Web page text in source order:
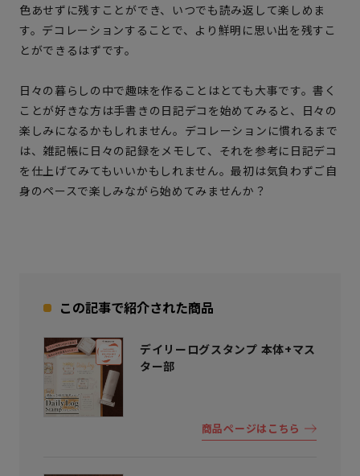
色あせずに残すことができ、いつでも読み返して楽しめま
す。デコレーションすることで、より鮮明に思い出を残すこ
とができるはずです。
日々の暮らしの中で趣味を作ることはとても大事です。書く
ことが好きな方は手書きの日記デコを始めてみると、日々の
楽しみになるかもしれません。デコレーションに慣れるまで
は、雑記帳に日々の記録をメモして、それを参考に日記デコ
を仕上げてみてもいいかもしれません。最初は気負わずご自
身のペースで楽しみながら始めてみませんか？
この記事で紹介された商品
デイリーログスタンプ 本体+マス
ター部
商品ページはこちら